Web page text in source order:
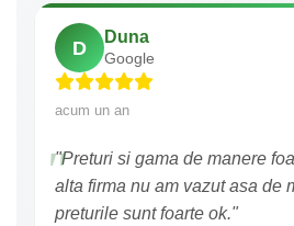
D
Duna
Google
acum un an
"Preturi si gama de manere
alta firma nu am vazut asa de
preturile sunt foarte ok."